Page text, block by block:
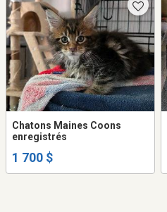
Chatons Maines Coons
enregistrés
1 700 $